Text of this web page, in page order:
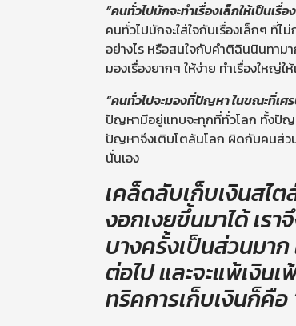
“คนทั่วไปมักจะทำเรื่องเล็กให้เป็นเรื่
คนทั่วไปมักจะใส่ใจกับเรื่องเล็กๆ ที่
อย่างไร หรือสนใจกับคำติฉินนินทาม
มองเรื่องยากๆ ให้ง่าย ทำเรื่องใหญ่ใ
“คนทั่วไปจะมองที่ปัญหา ในขณะที่เศ
ปัญหามีอยู่แทบจะทุกที่ทั่วโลก ทั้งปัญ
ปัญหาจึงเติบโตล้นโลก ผิดกับคนส่วน
นั่นเอง
เคล็ดลับเก็บเงินสไ
งอกเงยขึ้นมาได้ เร
บางครั้งเป็นส่วนมาก
ต่อไป และจะแพ้เงิน
ทริคการเก็บเงินก็คือ